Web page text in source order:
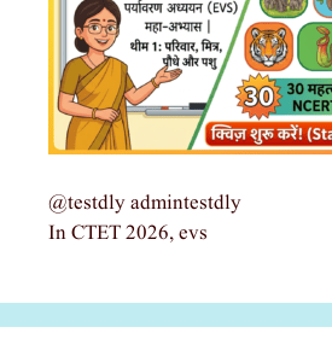
@testdly admintestdly
In CTET 2026, evs